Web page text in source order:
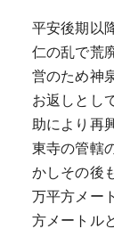
平安後期以
仁の乱で荒
営のため神
お返しとし
助により再
東寺の管轄
かしその後
万平方メー
方メートル